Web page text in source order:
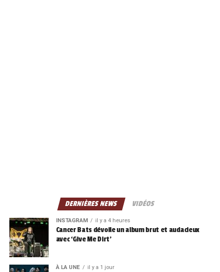
DERNIÈRES NEWS VIDÉOS
INSTAGRAM il y a 4 heures
Cancer Bats dévoile un album brut et audacieux
avec ‘Give Me Dirt’
À LA UNE il y a 1 jour